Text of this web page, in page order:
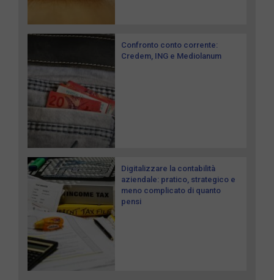
Confronto conto corrente:
Credem, ING e Mediolanum
Digitalizzare la contabilità
aziendale: pratico, strategico e
meno complicato di quanto
pensi